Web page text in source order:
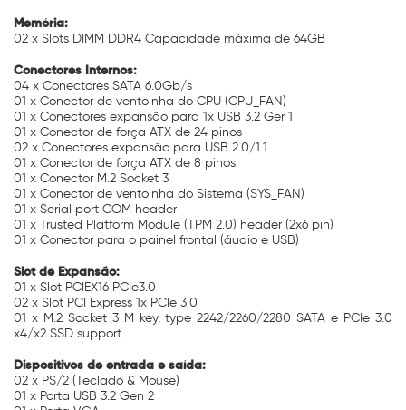
Memória:
02 x Slots DIMM DDR4 Capacidade máxima de 64GB
Conectores Internos:
04 x Conectores SATA 6.0Gb/s
01 x Conector de ventoinha do CPU (CPU_FAN)
01 x Conectores expansão para 1x USB 3.2 Ger 1
01 x Conector de força ATX de 24 pinos
02 x Conectores expansão para USB 2.0/1.1
01 x Conector de força ATX de 8 pinos
01 x Conector M.2 Socket 3
01 x Conector de ventoinha do Sistema (SYS_FAN)
01 x Serial port COM header
01 x Trusted Platform Module (TPM 2.0) header (2x6 pin)
01 x Conector para o painel frontal (áudio e USB)
Slot de Expansão:
01 x Slot PCIEX16 PCIe3.0
02 x Slot PCI Express 1x PCIe 3.0
01 x M.2 Socket 3 M key, type 2242/2260/2280 SATA e PCIe 3.0
x4/x2 SSD support
Dispositivos de entrada e saída:
02 x PS/2 (Teclado & Mouse)
01 x Porta USB 3.2 Gen 2